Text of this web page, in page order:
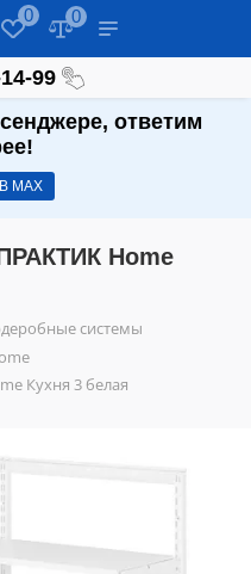
0 0
99
ответим
МАХ
Home
системы
Кухня 3 белая